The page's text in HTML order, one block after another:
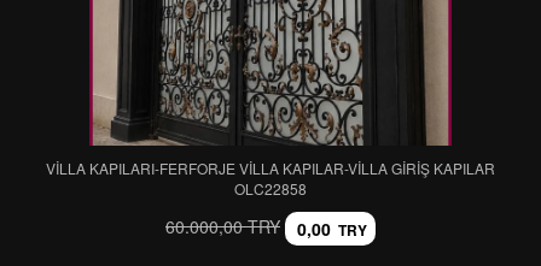
VİLLA KAPILARI-FERFORJE VİLLA KAPILAR-VİLLA GİRİŞ KAPILAR
OLC22858
60.000,00 TRY 0,00 TRY